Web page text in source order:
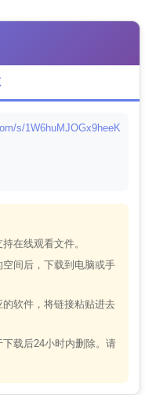
s/1W6huMJOGx9heeK
在线观看文件。
间后，下载到电脑或手
软件，将链接粘贴进去
载后24小时内删除。请